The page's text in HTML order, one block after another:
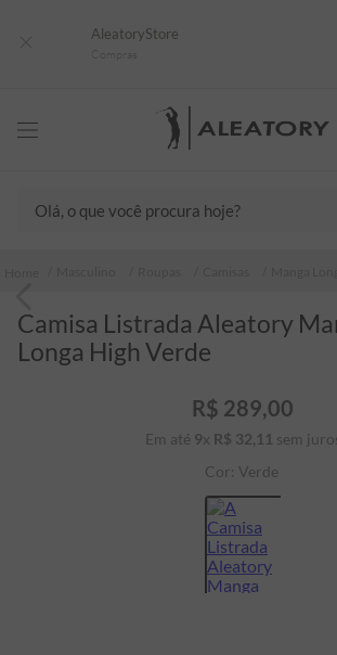
AleatoryStore
Camisa Listrada Aleatory
Longa High Verde
R$ 289,00
Em até 9x R$ 32,11 sem
Cor: Verde
2º
camiseta
4º
camiseta
5º
pima
6º
8º
9º